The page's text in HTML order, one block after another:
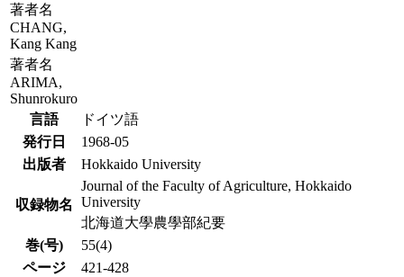
著者名
CHANG,
Kang Kang
著者名
ARIMA,
Shunrokuro
言語
ドイツ語
発行日
1968-05
出版者
Hokkaido University
収録物名
Journal of the Faculty of Agriculture, Hokkaido
University
北海道大學農學部紀要
巻(号)
55(4)
ページ
421-428